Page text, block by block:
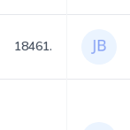
18461.